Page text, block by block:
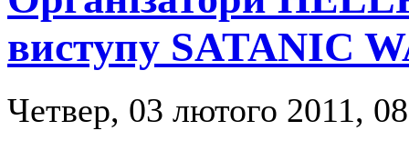
виступу SATANIC
Четвер, 03 лютого 2011,